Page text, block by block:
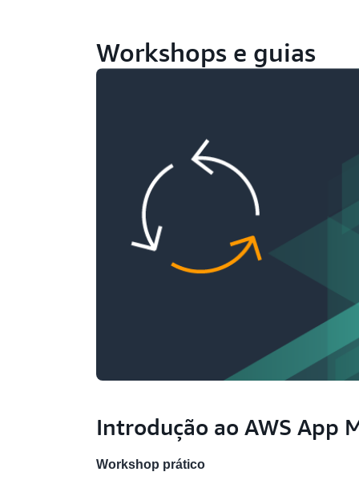
Workshops e guias
Introdução ao AWS App
Workshop prático